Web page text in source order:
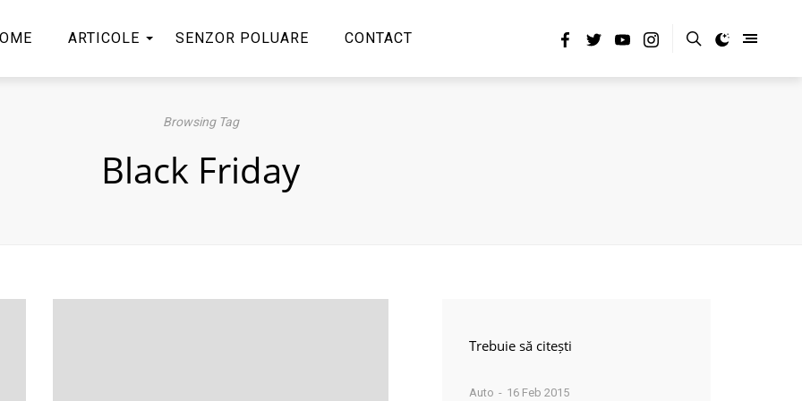
ARTICOLE SENZOR POLUARE CONTACT
Browsing Tag
Black Friday
Trebuie să citești
Auto 16 Feb 2015